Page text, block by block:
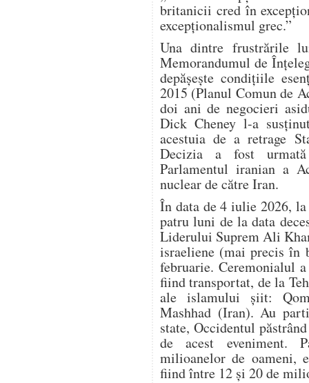
britanicii cred în
excepționalismul grec.”
Una dintre frustrările
Memorandumul de
depășește condițiile
2015 (Planul Comun de
doi ani de negocieri
Dick Cheney l-a
acestuia de a retrage
Decizia a fost
Parlamentul iranian a
nuclear de către Iran.
În data de 4 iulie 2026,
patru luni de la data
Liderului Suprem Ali
israeliene (mai precis în
februarie. Ceremonialul
fiind transportat, de la
ale islamului șiit:
Mashhad (Iran). Au
state, Occidentul
de acest eveniment.
milioanelor de oameni,
fiind între 12 și 20 de